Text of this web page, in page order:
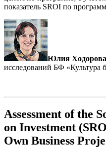
показатель SROI по
Юлия Ходорова
исследований БФ «Культура
Assessment of the
on Investment
Own Business